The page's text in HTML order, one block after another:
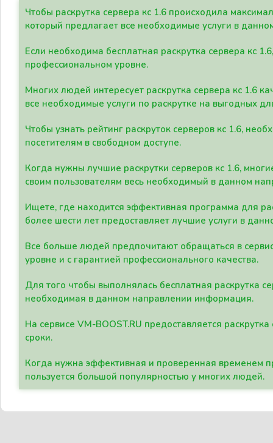
Чтобы раскрутка сервера кс 1.6 происходила
который предлагает все необходимые услуги в
Если необходима бесплатная раскрутка сервера кс
профессиональном уровне.
Многих людей интересует раскрутка сервера кс 1.6
все необходимые услуги по раскрутке на выгодных
Чтобы узнать рейтинг раскруток серверов кс 1.6,
посетителям в свободном доступе.
Когда нужны лучшие раскрутки серверов кс 1.6,
своим пользователям весь необходимый в данном
Ищете, где находится эффективная программа для
более шести лет предоставляет лучшие услуги в
Все больше людей предпочитают обращаться в
уровне и с гарантией профессионального качества.
Для того чтобы выполнялась бесплатная раскрутка
необходимая в данном направлении информация.
На сервисе VM-BOOST.RU предоставляется
сроки.
Когда нужна эффективная и проверенная временем
пользуется большой популярностью у многих людей.